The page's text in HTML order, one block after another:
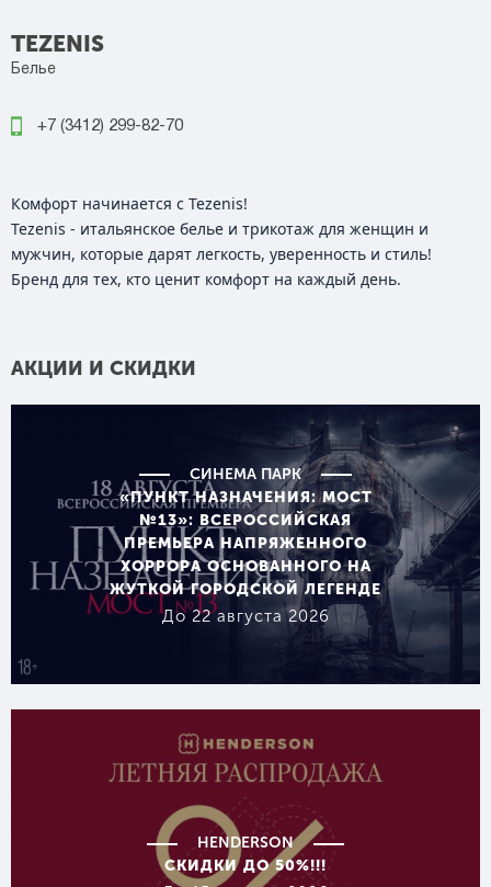
TEZENIS
Белье
+7 (3412) 299-82-70
Комфорт начинается с Tezenis!
Tezenis - итальянское белье и трикотаж для женщин и
мужчин, которые дарят легкость, уверенность и стиль!
Бренд для тех, кто ценит комфорт на каждый день.
АКЦИИ И СКИДКИ
СИНЕМА ПАРК
«ПУНКТ НАЗНАЧЕНИЯ: МОСТ
№13»: ВСЕРОССИЙСКАЯ
ПРЕМЬЕРА НАПРЯЖЕННОГО
ХОРРОРА ОСНОВАННОГО НА
ЖУТКОЙ ГОРОДСКОЙ ЛЕГЕНДЕ
До 22 августа 2026
HENDERSON
СКИДКИ ДО 50%!!!